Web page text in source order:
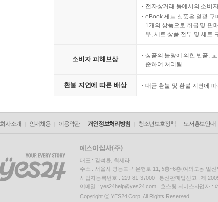
전자상거래 등에서의 소비
eBook 세트 상품은 일괄 구
1개의 상품으로 취급 및 판
우, 세트 상품 전부 및 세트
소비자 피해보상
상품의 불량에 의한 반품,
준하여 처리됨
환불 지연에 따른 배상 대금 환불 및 환불 지연에
회사소개 인재채용 이용약관 개인정보처리방침 청소년보호정책 도서홍보안내
대표 : 김석환, 최세라
주소 : 서울시 영등포구 은행로 11, 5층~6층(여의도동,일신
사업자등록번호 : 229-81-37000 통신판매업신고 : 제
이메일 : yes24help@yes24.com 호스팅 서비스사업자 :
Copyright ⓒ YES24 Corp. All Rights Reserved.